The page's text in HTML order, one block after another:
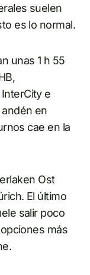
suelen
es lo normal.
unas 1 h 55
e
en
cae en la
Ost
El último
salir poco
más